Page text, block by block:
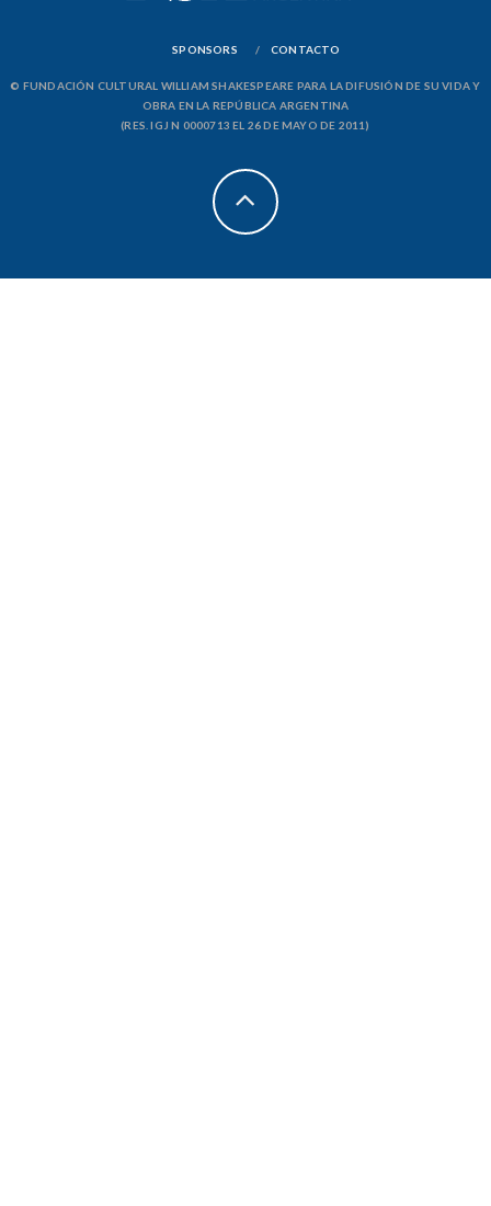
SPONSORS CONTACTO
© FUNDACIÓN CULTURAL WILLIAM SHAKESPEARE PARA LA DIFUSIÓN DE SU VIDA Y
OBRA EN LA REPÚBLICA ARGENTINA
(RES. IGJ N 0000713 EL 26 DE MAYO DE 2011)